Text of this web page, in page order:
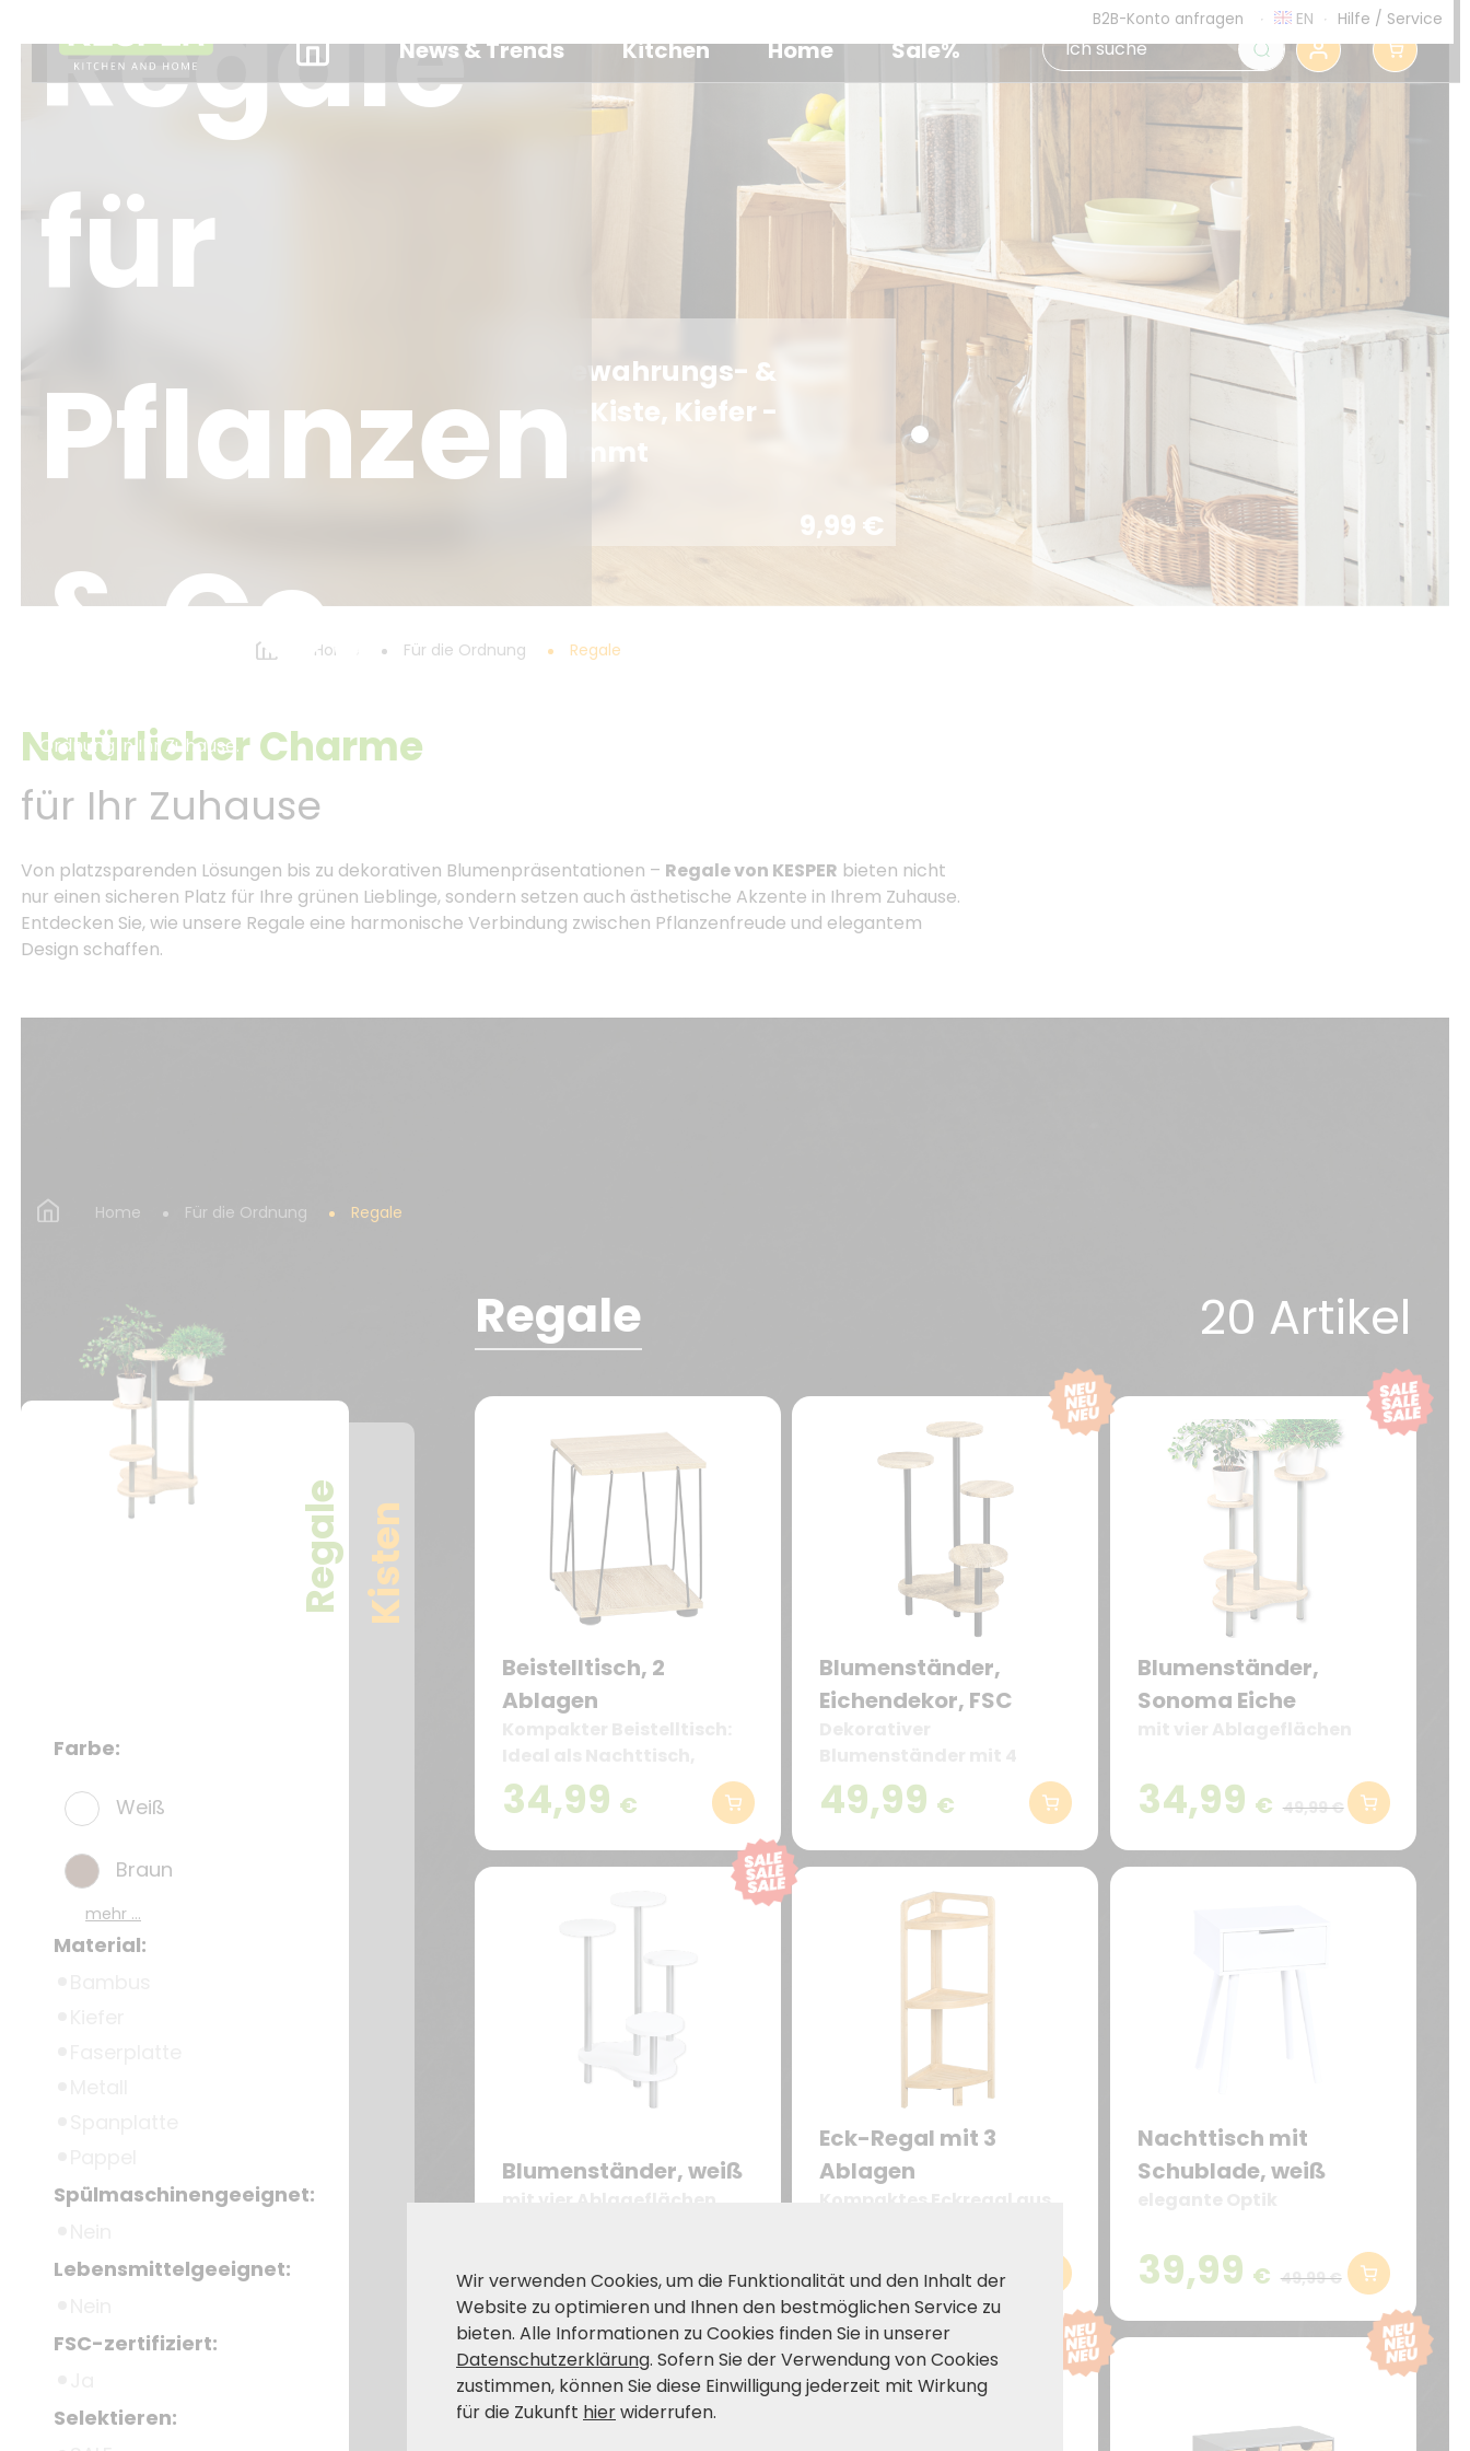
B2B-Konto anfragen EN Hilfe / Service
News & Trends Kitchen Home Sale%
0
Regale
für
Pflanzen
& Co.
Ordnung in Ihr Zuhause.
Aufbewahrungs- &
Deko-Kiste, Kiefer -
geflammt
9,99 €
Home Für die Ordnung Regale
Natürlicher Charme
für Ihr Zuhause
Von platzsparenden Lösungen bis zu dekorativen Blumenpräsentationen – Regale von KESPER bieten nicht
nur einen sicheren Platz für Ihre grünen Lieblinge, sondern setzen auch ästhetische Akzente in Ihrem Zuhause.
Entdecken Sie, wie unsere Regale eine harmonische Verbindung zwischen Pflanzenfreude und elegantem
Design schaffen.
Home Für die Ordnung Regale
Kisten
Regale
Farbe:
Weiß
Braun
mehr ...
Material:
Spülmaschinengeeignet:
Lebensmittelgeeignet:
FSC-zertifiziert:
Selektieren:
Regale 20 Artikel
Beistelltisch, 2
Ablagen
Sofatisch oder Ablage in
kleinen Räumen
34,99 €
Blumenständer,
Eichendekor, FSC
runden Ablagen in
unterschiedlicher Höhe
49,99 €
Blumenständer,
Sonoma Eiche
34,99 € 49,99 €
Blumenständer, weiß
34,99 € 49,99 €
Eck-Regal mit 3
Ablagen
39,99 € 44,99 €
Nachttisch mit
Schublade, weiß
39,99 € 49,99 €
Wir verwenden Cookies, um die Funktionalität und den Inhalt der
Website zu optimieren und Ihnen den bestmöglichen Service zu
bieten. Alle Informationen zu Cookies finden Sie in unserer
Datenschutzerklärung. Sofern Sie der Verwendung von Cookies
zustimmen, können Sie diese Einwilligung jederzeit mit Wirkung
für die Zukunft hierwiderrufen.